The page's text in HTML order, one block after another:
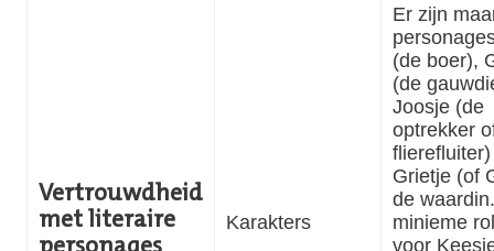
Vertrouwdheid
met literaire
Karakters
Er zijn
(de boer),
(de
Joosje (de
optrekker
Grietje (of
de
minieme
voor